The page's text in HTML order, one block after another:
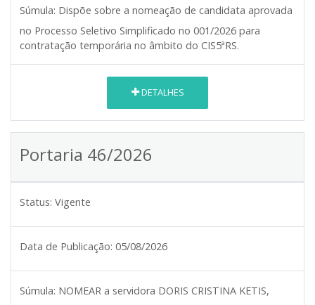
Súmula: Dispõe sobre a nomeação de candidata aprovada
no Processo Seletivo Simplificado no 001/2026 para
contratação temporária no âmbito do CIS5ªRS.
DETALHES
Portaria 46/2026
Status: Vigente
Data de Publicação: 05/08/2026
Súmula: NOMEAR a servidora DORIS CRISTINA KETIS,